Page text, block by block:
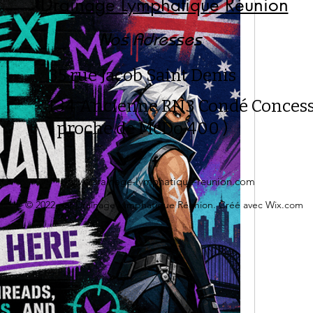
Nos Adresses
35 rue Jacob Saint Denis
134 Ancienne RN3 Condé
( proche de McDo 400 )
rdv@drainage-lymphatique-reunion.com
© 2022 par Drainage Lymphatique Réunion. Créé avec Wix.com